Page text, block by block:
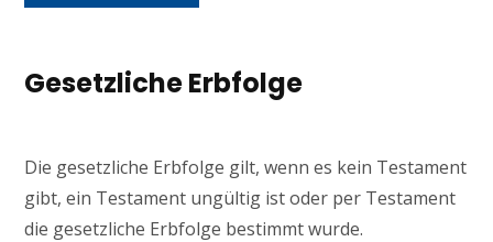
Gesetzliche Erbfolge
Die gesetzliche Erbfolge gilt, wenn es kein Testament
gibt, ein Testament ungültig ist oder per Testament
die gesetzliche Erbfolge bestimmt wurde.